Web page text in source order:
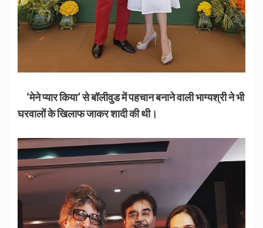
‘मेने प्यार किया’ से बॉलीवुड में पहचान बनाने वाली भाग्यश्री ने भी
घरवालों के खिलाफ जाकर शादी की थी।